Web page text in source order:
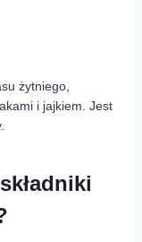
żytniego,
i jajkiem. Jest